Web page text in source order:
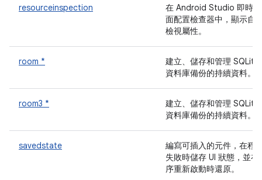
resourceinspection
在 Android Studio 即時版
面配置檢查器中，顯示自
檢視屬性。
room *
建立、儲存和管理 SQLite
資料庫備份的持續資料。
room3 *
建立、儲存和管理 SQLite
資料庫備份的持續資料。
savedstate
編寫可插入的元件，在程
失敗時儲存 UI 狀態，並在
序重新啟動時還原。